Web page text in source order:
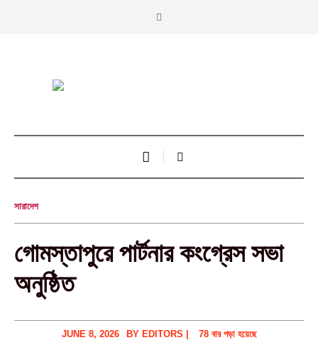
সারাদেশ
গোমস্তাপুরে পার্টনার কংগ্রেস সভা
অনুষ্ঠিত
JUNE 8, 2026 BY EDITORS
78 বার পড়া হয়েছে